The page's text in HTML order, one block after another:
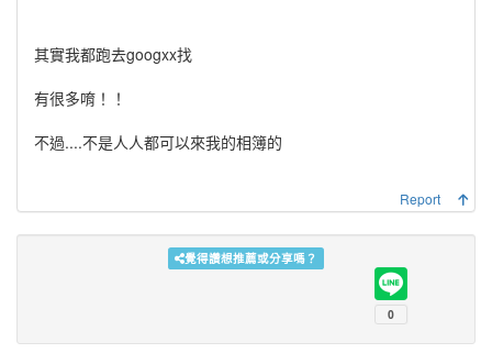
其實我都跑去googxx找
有很多唷！！
不過....不是人人都可以來我的相簿的
Report
覺得讚想推薦或分享嗎？